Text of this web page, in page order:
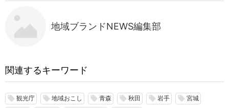
地域ブランドNEWS編集部
関連するキーワード
local_offer 観光庁 local_offer 地域おこし local_offer 青森 local_offer 秋田 local_offer 岩手 local_offer 宮城